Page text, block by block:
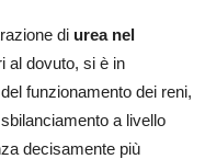
di urea nel
al dovuto, si è in
funzionamento dei reni,
a livello
decisamente più